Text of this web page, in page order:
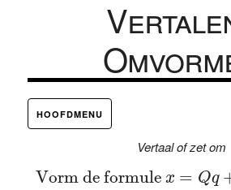
HOOFDMENU
Vertaal of zet om
Vorm de formule x = Qq
Vorm de formulex =Qq+ ψ